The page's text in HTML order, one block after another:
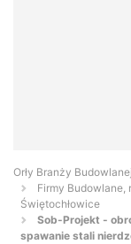
Orły Branży Budowlanej
Firmy
Świętochłowice
Sob-Projekt -
spawanie stali